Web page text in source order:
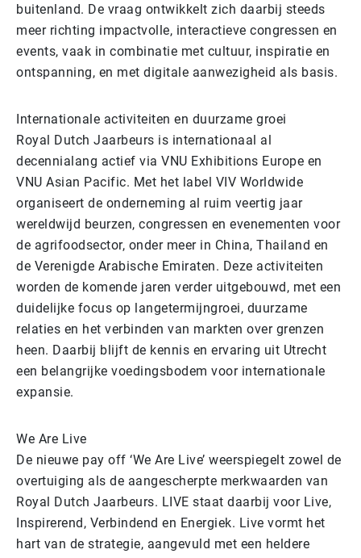
buitenland. De vraag ontwikkelt zich daarbij steeds
meer richting impactvolle, interactieve congressen en
events, vaak in combinatie met cultuur, inspiratie en
ontspanning, en met digitale aanwezigheid als basis.
Internationale activiteiten en duurzame groei
Royal Dutch Jaarbeurs is internationaal al
decennialang actief via VNU Exhibitions Europe en
VNU Asian Pacific. Met het label VIV Worldwide
organiseert de onderneming al ruim veertig jaar
wereldwijd beurzen, congressen en evenementen voor
de agrifoodsector, onder meer in China, Thailand en
de Verenigde Arabische Emiraten. Deze activiteiten
worden de komende jaren verder uitgebouwd, met een
duidelijke focus op langetermijngroei, duurzame
relaties en het verbinden van markten over grenzen
heen. Daarbij blijft de kennis en ervaring uit Utrecht
een belangrijke voedingsbodem voor internationale
expansie.
We Are Live
De nieuwe pay off ‘We Are Live’ weerspiegelt zowel de
overtuiging als de aangescherpte merkwaarden van
Royal Dutch Jaarbeurs. LIVE staat daarbij voor Live,
Inspirerend, Verbindend en Energiek. Live vormt het
hart van de strategie, aangevuld met een heldere